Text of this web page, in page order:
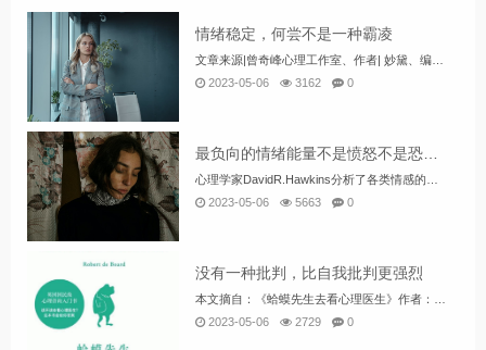
情绪稳定，何尝不是一种霸凌
2023-05-06
3162 0
2023-05-06
5663 0
没有一种批判，比自我批判更强烈
2023-05-06
2729 0